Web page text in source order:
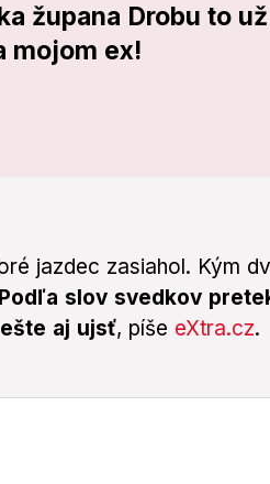
župana Drobu to
mojom ex!
jazdec zasiahol. Kým
Podľa slov svedkov
aj ujsť, píše eXtra.cz.